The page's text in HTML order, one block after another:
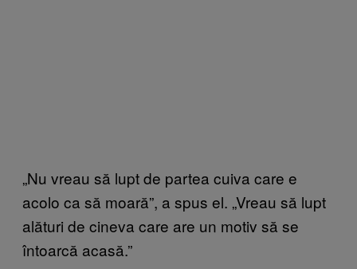
„Nu vreau să lupt de partea cuiva care e
acolo ca să moară”, a spus el. „Vreau să lupt
alături de cineva care are un motiv să se
întoarcă acasă.”